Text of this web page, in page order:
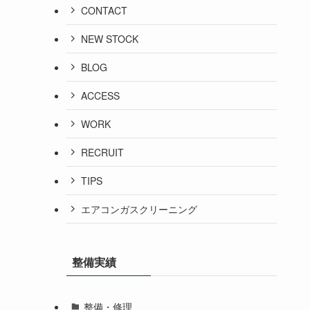
CONTACT
NEW STOCK
BLOG
ACCESS
WORK
RECRUIT
TIPS
エアコンガスクリーニング
整備実績
整備・修理